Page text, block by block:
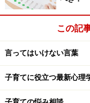
の「気持ちの中断」
たらよいでしょうか？
日本流”タイム
の中断
この記
言ってはいけない言葉
子育てに役立つ最新心理